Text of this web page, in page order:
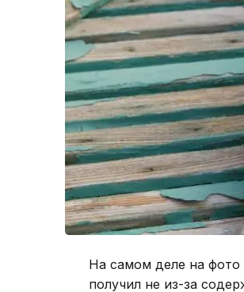
На самом деле на фото
получил не из-за